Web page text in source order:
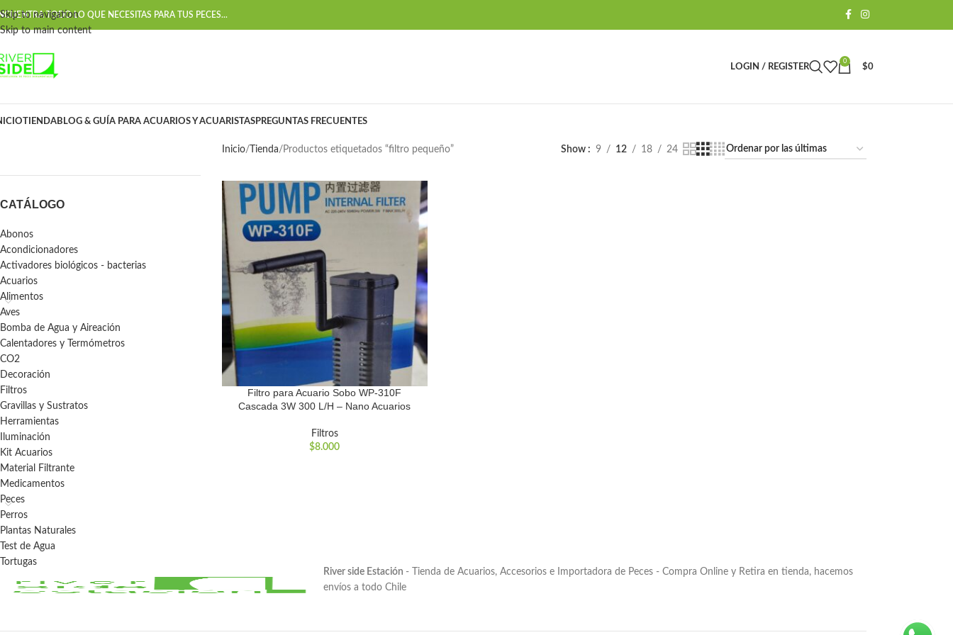
Skip to navigation
Skip to main content
TODO LO QUE NECESITAS PARA TUS PECES...
LOGIN / REGISTER
0
$0
TIENDABLOG & GUÍA PARA ACUARIOS Y ACUARISTASPREGUNTAS FRECUENTES
CATÁLOGO
Abonos
Acondicionadores
Activadores biológicos - bacterias
Acuarios
Alimentos
Aves
Bomba de Agua y Aireación
Calentadores y Termómetros
CO2
Decoración
Filtros
Gravillas y Sustratos
Herramientas
Iluminación
Kit Acuarios
Material Filtrante
Medicamentos
Peces
Perros
Plantas Naturales
Test de Agua
Tortugas
Inicio Tienda Productos etiquetados “filtro pequeño” Show 9 12 18 24
Filtro para Acuario Sobo WP-310F
Cascada 3W 300 L/H – Nano Acuarios
Filtros
$8.000
River side Estación - Tienda de Acuarios, Accesorios e Importadora de Peces - Compra Online y Retira en tienda, hacemos
envíos a todo Chile